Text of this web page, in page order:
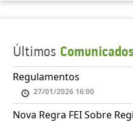
Últimos Comunicados
Regulamentos
27/01/2026 16:00
Nova Regra FEI Sobre